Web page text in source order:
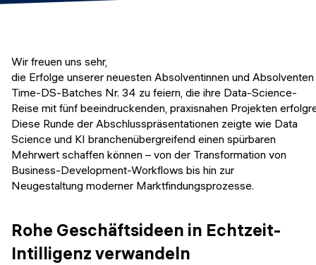
DevOps zu LLMOps
KURZKURSE
Generative KI meistern
Python Programmierung
KOSTENLOSE RESSOURCEN
Data Science Einführungskurs
Python Einführungskurs
Veranstaltungen
Abschlussprojekte
Alumni Geschichten
Wir freuen uns sehr,
die Erfolge unserer neuesten Absolventinnen und
Time-DS-Batches Nr. 34 zu feiern, die ihre Data-Science-
Reise mit fünf beeindruckenden, praxisnahen Projekten
Diese Runde der Abschlusspräsentationen zeigte wie Data
Science und KI branchenübergreifend einen spürbaren
Mehrwert schaffen können – von der Transformation von
Business-Development-Workflows bis hin zur
Neugestaltung moderner Marktfindungsprozesse.
Rohe Geschäftsideen in Echtzeit-
Intilligenz verwandeln